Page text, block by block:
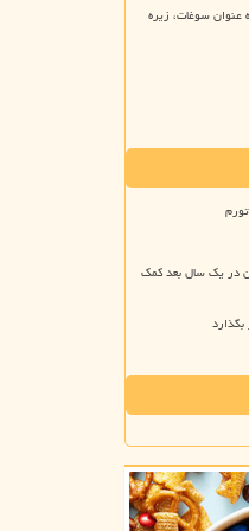
عنوان سوغات، زیره
در یک سال بعد کمک